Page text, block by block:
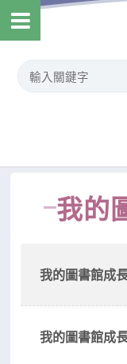
我的
我的圖書館成
我的圖書館成